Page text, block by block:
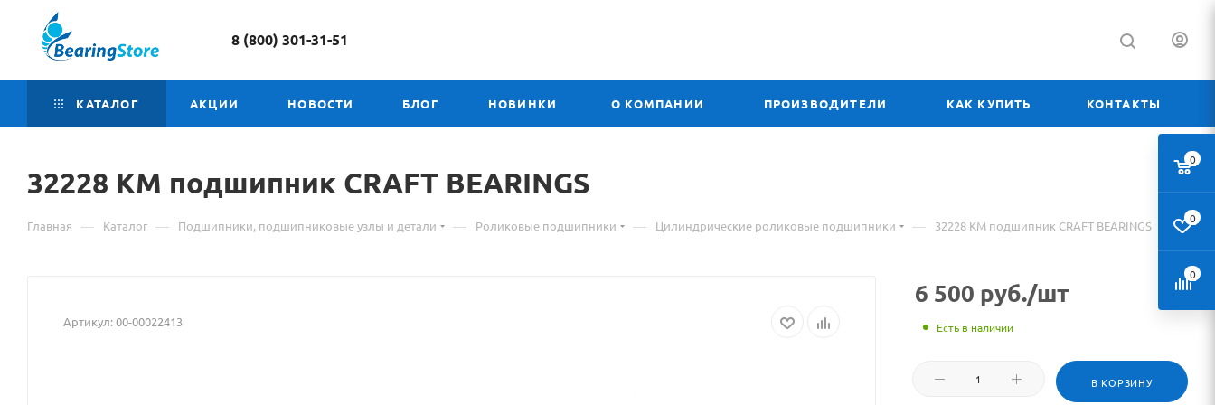
8 (800) 301-31-51
КАТАЛОГ АКЦИИ НОВОСТИ БЛОГ НОВИНКИ О КОМПАНИИ ПРОИЗВОДИТЕЛИ КАК КУПИТЬ КОНТАКТЫ
32228 КМ Материал
о
КМ
подшипник CRAFT BEARINGS
Главная — Каталог — Подшипники, подшипниковые узлы и детали — Роликовые подшипники — Цилиндрические роликовые подшипники — 32228 КМ подшипник CRAFT BEARINGS
Артикул:00-00022413
6 500 руб./шт
Есть в наличии
В КОРЗИНУ
0
0
0